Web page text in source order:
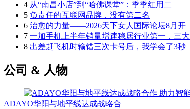
4 从“南昌小店”到“哈佛课堂”：季季红用二
5 负责任的互联网品牌，没有第二名
6 治愈的力量——2026天下女人国际论坛8月开
7 一加手机上半年销量增速稳居行业第一，三大
8 出差赶飞机时输错三次卡号后，我学会了3秒
公司 & 人物
ADAYO华阳与地平线达成战略合